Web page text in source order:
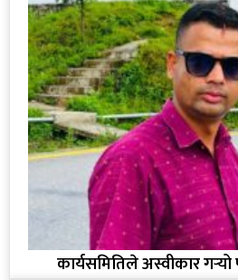
कार्यसमितिले अस्वीकार